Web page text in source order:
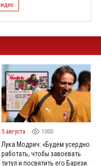
5 августа 1000
Лука Модрич: «Будем усердно
работать, чтобы завоевать
титул и посвятить его Барези.